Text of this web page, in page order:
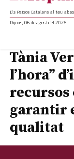
Els Països Catalans al teu
Dijous, 06 de agost del 2026
Tània
l’hora”
garantir
qualitat